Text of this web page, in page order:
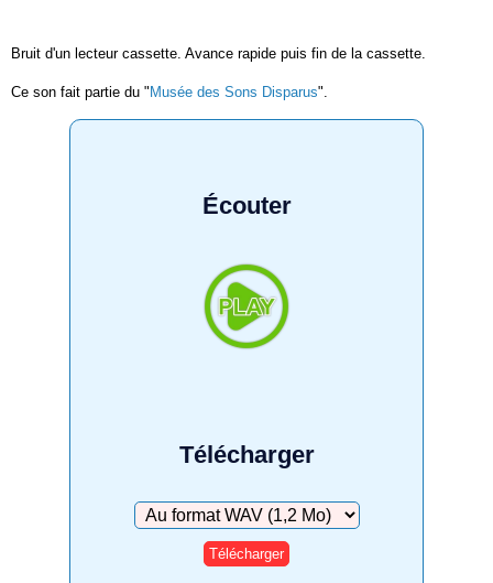
Bruit d'un lecteur cassette. Avance rapide puis fin de la cassette.
Ce son fait partie du " Musée des Sons Disparus".
Écouter
Télécharger
Télécharger